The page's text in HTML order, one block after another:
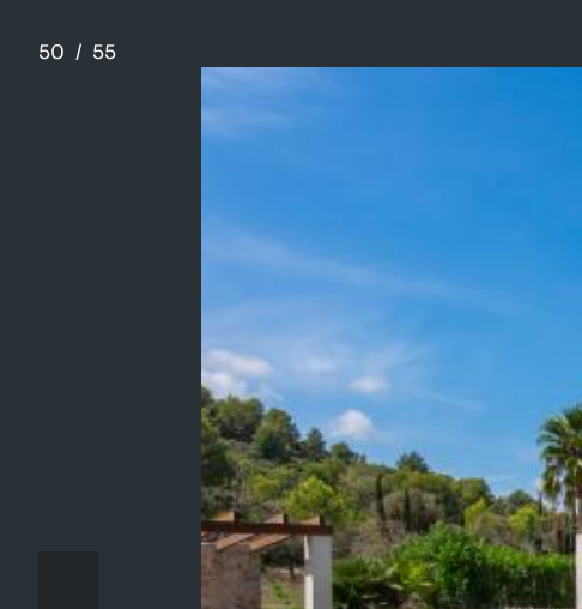
50 / 55